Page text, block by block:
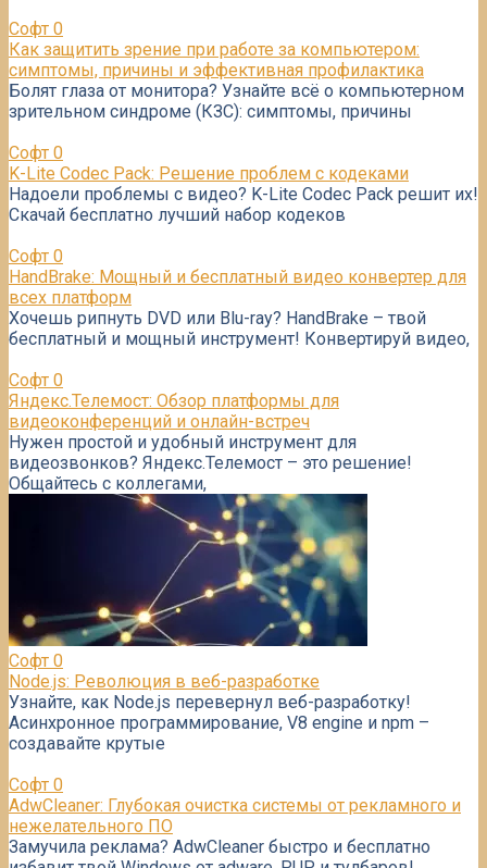
Софт 0
Как защитить зрение при работе за компьютером:
симптомы, причины и эффективная профилактика
Болят глаза от монитора? Узнайте всё о компьютерном
зрительном синдроме (КЗС): симптомы, причины
Софт 0
K-Lite Codec Pack: Решение проблем с кодеками
Надоели проблемы с видео? K-Lite Codec Pack решит их!
Скачай бесплатно лучший набор кодеков
Софт 0
HandBrake: Мощный и бесплатный видео конвертер для
всех платформ
Хочешь рипнуть DVD или Blu-ray? HandBrake – твой
бесплатный и мощный инструмент! Конвертируй видео,
Софт 0
Яндекс.Телемост: Обзор платформы для
видеоконференций и онлайн-встреч
Нужен простой и удобный инструмент для
видеозвонков? Яндекс.Телемост – это решение!
Общайтесь с коллегами,
Софт 0
Node.js: Революция в веб-разработке
Узнайте, как Node.js перевернул веб-разработку!
Асинхронное программирование, V8 engine и npm –
создавайте крутые
Софт 0
AdwCleaner: Глубокая очистка системы от рекламного и
нежелательного ПО
Замучила реклама? AdwCleaner быстро и бесплатно